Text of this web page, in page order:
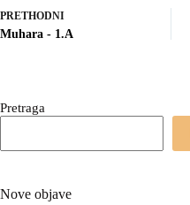
PRETHODNI
Muhara - 1.A
Pretraga
Nove objave